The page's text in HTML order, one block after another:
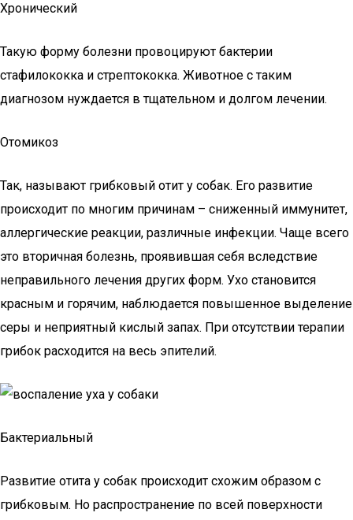
Хронический
Такую форму болезни провоцируют бактерии
стафилококка и стрептококка. Животное с таким
диагнозом нуждается в тщательном и долгом лечении.
Отомикоз
Так, называют грибковый отит у собак. Его развитие
происходит по многим причинам – сниженный иммунитет,
аллергические реакции, различные инфекции. Чаще всего
это вторичная болезнь, проявившая себя вследствие
неправильного лечения других форм. Ухо становится
красным и горячим, наблюдается повышенное выделение
серы и неприятный кислый запах. При отсутствии терапии
грибок расходится на весь эпителий.
Бактериальный
Развитие отита у собак происходит схожим образом с
грибковым. Но распространение по всей поверхности